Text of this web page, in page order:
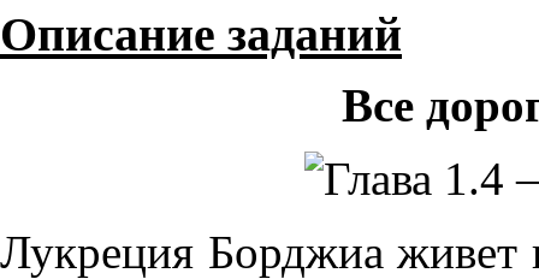
Описание заданий
Все
Лукреция Борджиа живет